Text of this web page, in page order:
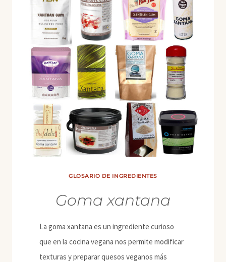
GLOSARIO DE INGREDIENTES
Goma xantana
La goma xantana es un ingrediente curioso
que en la cocina vegana nos permite modificar
texturas y preparar quesos veganos más